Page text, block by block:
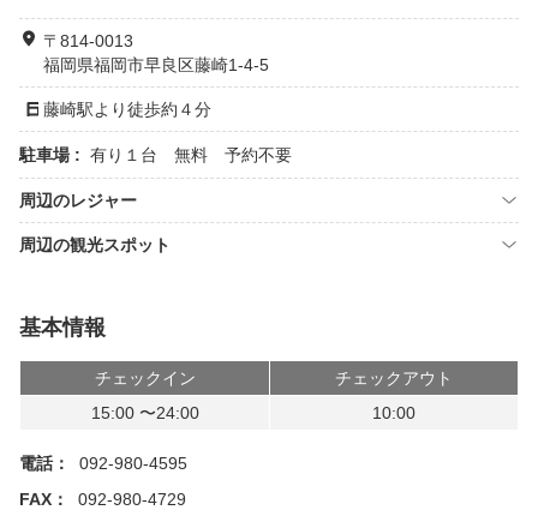
〒814-0013
福岡県福岡市早良区藤崎1-4-5
藤崎駅より徒歩約４分
駐車場 : 有り１台 無料 予約不要
周辺のレジャー
周辺の観光スポット
基本情報
チェックイン
チェックアウト
15:00 〜24:00
10:00
電話：
092-980-4595
FAX：
092-980-4729